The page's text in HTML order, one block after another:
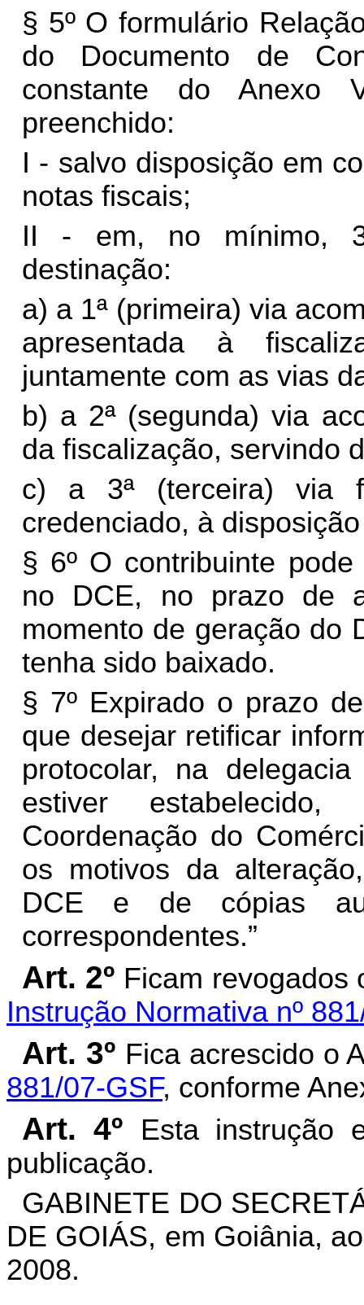
§ 5º O formulário
do Documento de
constante do Anexo
preenchido:
I - salvo disposição em
notas fiscais;
II - em, no mínimo,
destinação:
a) a 1ª (primeira) via
apresentada à
juntamente com as vias
b) a 2ª (segunda) via
da fiscalização, servindo
c) a 3ª (terceira) via
credenciado, à
§ 6º O contribuinte
no DCE, no prazo de
momento de geração do
tenha sido baixado.
§ 7º Expirado o prazo
que desejar retificar
protocolar, na
estiver estabelecido,
Coordenação do
os motivos da
DCE e de cópias
correspondentes.”
Art. 2º Ficam revogados
Instrução Normativa nº
Art. 3º Fica acrescido o
881/07-GSF, conforme
Art. 4º
Esta instrução
publicação.
GABINETE DO
DE GOIÁS, em Goiânia,
2008.